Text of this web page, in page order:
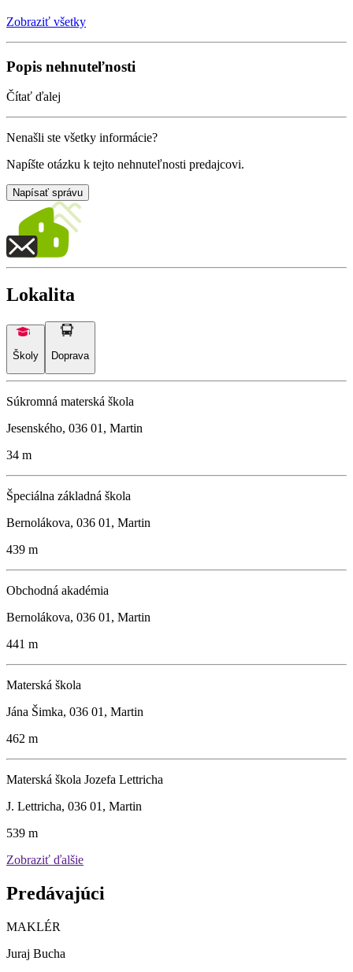
Zobraziť všetky
Popis nehnuteľnosti
Čítať ďalej
Nenašli ste všetky informácie?
Napíšte otázku k tejto nehnuteľnosti predajcovi.
Napísať správu
Lokalita
Školy Doprava
Súkromná materská škola
Jesenského, 036 01, Martin
34 m
Špeciálna základná škola
Bernolákova, 036 01, Martin
439 m
Obchodná akadémia
Bernolákova, 036 01, Martin
441 m
Materská škola
Jána Šimka, 036 01, Martin
462 m
Materská škola Jozefa Lettricha
J. Lettricha, 036 01, Martin
539 m
Zobraziť ďalšie
Predávajúci
MAKLÉR
Juraj Bucha